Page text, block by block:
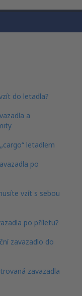
do letadla?
a
letadlem
po
vzít s sebou
po příletu?
zavazadlo do
zavazadla